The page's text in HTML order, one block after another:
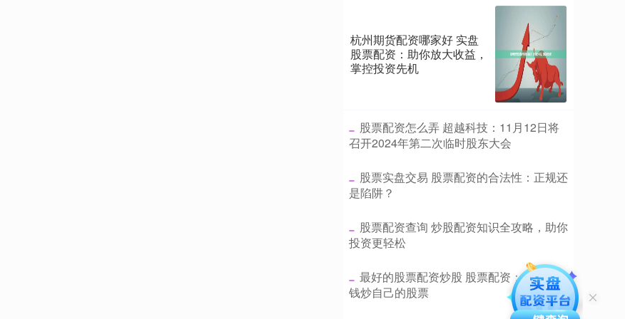
杭州期货配资哪家好 实盘
股票配资：助你放大收益，
掌控投资先机
​股票配资怎么弄 超越科技：11月12日将
召开2024年第二次临时股东大会
​股票实盘交易 股票配资的合法性：正规还
是陷阱？
​股票配资查询 炒股配资知识全攻略，助你
投资更轻松
​最好的股票配资炒股 股票配资：用别人的
钱炒自己的股票